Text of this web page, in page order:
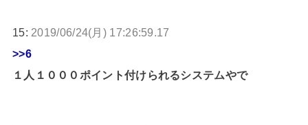
15: 2019/06/24(月) 17:26:59.17
>>6
１人１０００ポイント付けられるシステムやで